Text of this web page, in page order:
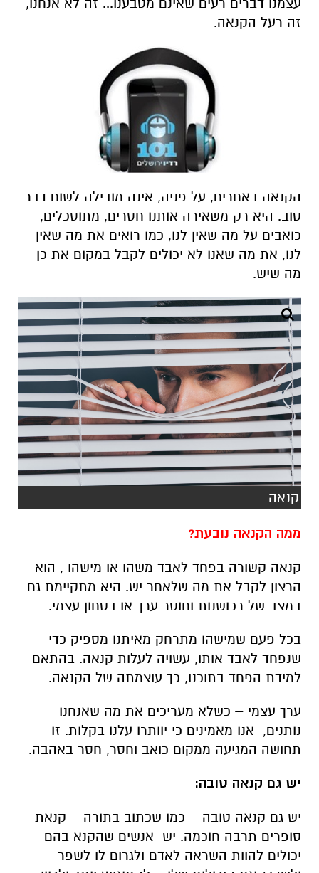
זה רעל הקנאה.
הקנאה באחרים, על פניה, אינה מובילה לשום דבר
טוב. היא רק משאירה אותנו חסרים, מתוסכלים,
כואבים על מה שאין לנו, כמו רואים את מה שאין
לנו, את מה שאנו לא יכולים לקבל במקום את כן
מה שיש.
קנאה
ממה הקנאה נובעת?
קנאה קשורה בפחד לאבד משהו או מישהו , הוא
הרצון לקבל את מה שלאחר יש. היא מתקיימת גם
במצב של רכושנות וחוסר ערך או בטחון עצמי.
בכל פעם שמישהו מתרחק מאיתנו מספיק כדי
שנפחד לאבד אותו, עשויה לעלות קנאה. בהתאם
למידת הפחד בתוכנו, כך עוצמתה של הקנאה.
ערך עצמי – כשלא מעריכים את מה שאנחנו
נותנים, אנו מאמינים כי יוותרו עלנו בקלות. זו
תחושה המגיעה ממקום כואב וחסר, חסר באהבה.
יש גם קנאה טובה:
יש גם קנאה טובה – כמו שכתוב בתורה – קנאת
סופרים תרבה חוכמה. יש אנשים שהקנא בהם
יכולים להוות השראה לאדם ולגרום לו לשפר